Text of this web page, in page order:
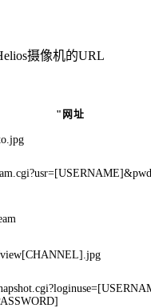
摄像机的URL
"网址
view[CHANNEL].jpg